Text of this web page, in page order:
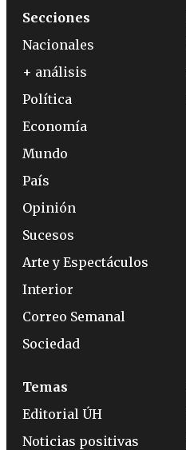
Secciones
Nacionales
+ análisis
Política
Economía
Mundo
País
Opinión
Sucesos
Arte y Espectáculos
Interior
Correo Semanal
Sociedad
Temas
Editorial ÚH
Noticias positivas